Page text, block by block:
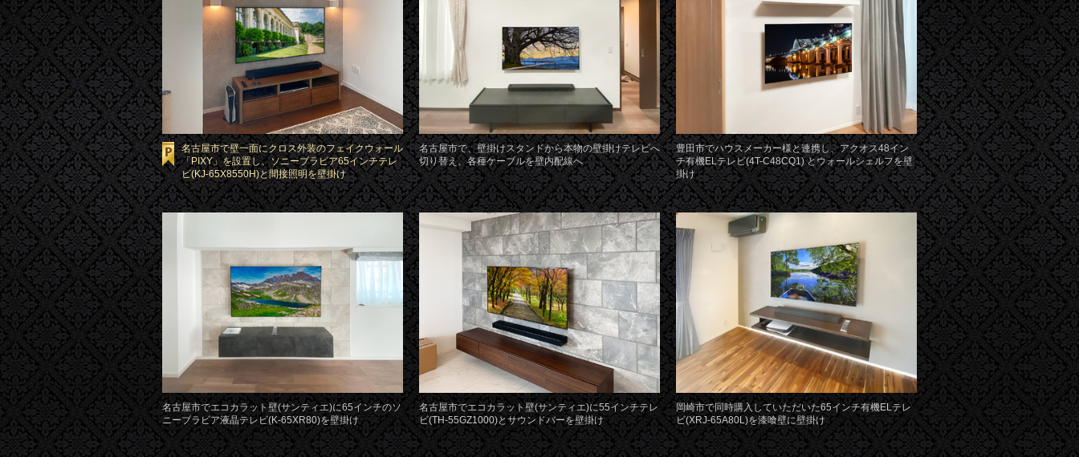
名古屋市で壁一面にクロス外装のフェイクウォール
「PIXY」を設置し、ソニーブラビア65インチテレ
ビ(KJ-65X8550H)と間接照明を壁掛け
名古屋市で、壁掛けスタンドから本物の壁掛けテレビへ
切り替え、各種ケーブルを壁内配線へ
豊田市でハウスメーカー様と連携し、アクオス48イン
チ有機ELテレビ(4T-C48CQ1) とウォールシェルフを壁
掛け
名古屋市でエコカラット壁(サンティエ)に65インチのソ
ニーブラビア液晶テレビ(K-65XR80)を壁掛け
名古屋市でエコカラット壁(サンティエ)に55インチテレ
ビ(TH-55GZ1000)とサウンドバーを壁掛け
岡崎市で同時購入していただいた65インチ有機ELテレ
ビ(XRJ-65A80L)を漆喰壁に壁掛け